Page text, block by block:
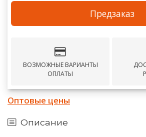
Предзаказ
ВОЗМОЖНЫЕ ВАРИАНТЫ
ОПЛАТЫ
Оптовые цены
Описание